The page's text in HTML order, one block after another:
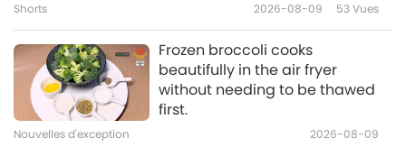
modifiés » de Jeffrey Smith –
Partie 1/3
14:14
Les professionnels de la santé
de la fondation médicale Tzu
Chi nous parlent du bien-être
Shorts 2026-08-09 53Vues
Frozen broccoli cooks
beautifully in the air fryer
without needing to be thawed
first.
Nouvelles d'exception 2026-08-09